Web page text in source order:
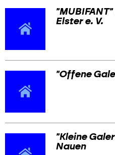
Elster e. V.
"Offene
"Kleine
Nauen